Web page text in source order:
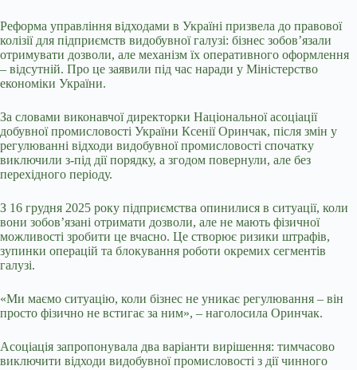
Реформа управління відходами в Україні призвела до правової
колізії для підприємств видобувної галузі: бізнес зобов’язали
отримувати дозволи, але механізм їх оперативного оформлення
– відсутній. Про це заявили під час наради у Міністерство
економіки України.
За словами виконавчої директорки Національної асоціації
добувної промисловості України Ксенії Оринчак, після змін у
регулюванні відходи видобувної промисловості спочатку
виключили з-під дії порядку, а згодом повернули, але без
перехідного періоду.
З 16 грудня 2025 року підприємства опинилися в ситуації, коли
вони зобов’язані отримати дозволи, але не мають фізичної
можливості зробити це вчасно. Це створює ризики штрафів,
зупинки операцій та блокування роботи окремих сегментів
галузі.
«Ми маємо ситуацію, коли бізнес не уникає регулювання – він
просто фізично не встигає за ним», – наголосила Оринчак.
Асоціація запропонувала два варіанти вирішення: тимчасово
виключити відходи видобувної промисловості з дії чинного